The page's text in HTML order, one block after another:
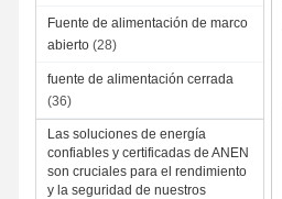
Fuente de alimentación de marco
abierto (28)
fuente de alimentación cerrada
(36)
Las soluciones de energía
confiables y certificadas de ANEN
son cruciales para el rendimiento
y la seguridad de nuestros